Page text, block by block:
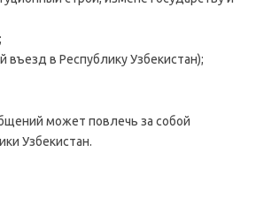
въезд в Республику Узбекистан);
может повлечь за собой
Узбекистан.